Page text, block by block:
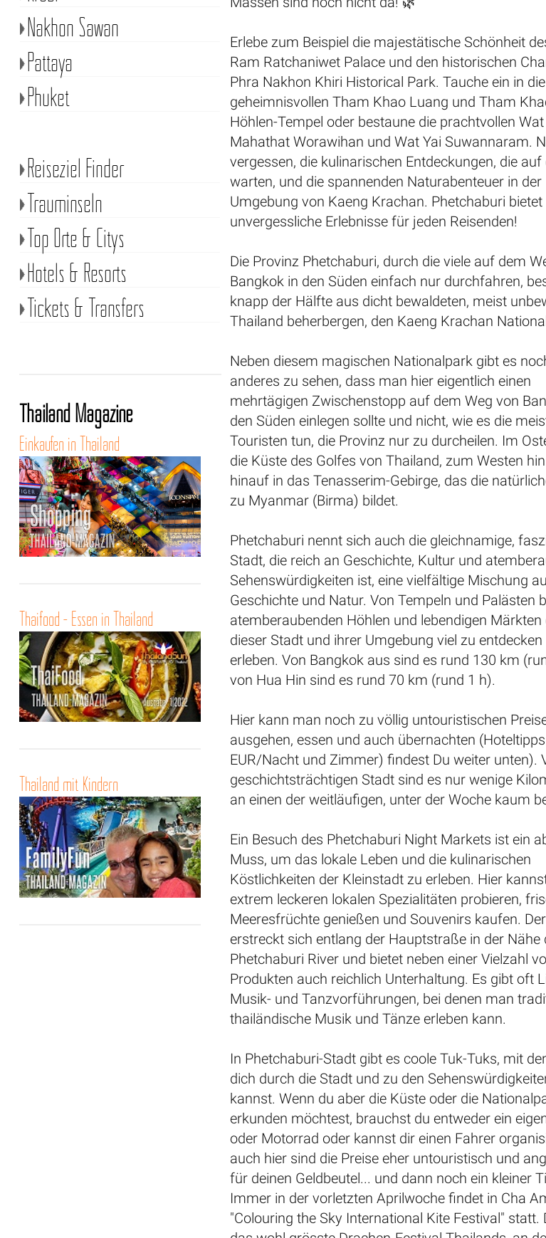
Erlebe zum Beispiel die majestätische Schönheit
Ram Ratchaniwet Palace und den historischen
Phra Nakhon Khiri Historical Park. Tauche ein in die
geheimnisvollen Tham Khao Luang und Tham
Höhlen-Tempel oder bestaune die prachtvollen Wat
Mahathat Worawihan und Wat Yai Suwannaram.
vergessen, die kulinarischen Entdeckungen, die auf
warten, und die spannenden Naturabenteuer in der
Umgebung von Kaeng Krachan. Phetchaburi bietet
unvergessliche Erlebnisse für jeden Reisenden!
Die Provinz Phetchaburi, durch die viele auf dem
Bangkok in den Süden einfach nur durchfahren,
knapp der Hälfte aus dicht bewaldeten, meist
Thailand beherbergen, den Kaeng Krachan
Neben diesem magischen Nationalpark gibt es
anderes zu sehen, dass man hier eigentlich einen
mehrtägigen Zwischenstopp auf dem Weg von
den Süden einlegen sollte und nicht, wie es die
Touristen tun, die Provinz nur zu durcheilen. Im
die Küste des Golfes von Thailand, zum Westen
hinauf in das Tenasserim-Gebirge, das die
zu Myanmar (Birma) bildet.
Phetchaburi nennt sich auch die gleichnamige,
Stadt, die reich an Geschichte, Kultur und
Sehenswürdigkeiten ist, eine vielfältige Mischung
Geschichte und Natur. Von Tempeln und Palästen
atemberaubenden Höhlen und lebendigen Märkten
dieser Stadt und ihrer Umgebung viel zu
erleben. Von Bangkok aus sind es rund 130 km
von Hua Hin sind es rund 70 km (rund 1 h).
Hier kann man noch zu völlig untouristischen
ausgehen, essen und auch übernachten
EUR/Nacht und Zimmer) findest Du weiter unten).
geschichtsträchtigen Stadt sind es nur wenige
an einen der weitläufigen, unter der Woche kaum
Ein Besuch des Phetchaburi Night Markets ist ein
Muss, um das lokale Leben und die kulinarischen
Köstlichkeiten der Kleinstadt zu erleben. Hier
extrem leckeren lokalen Spezialitäten probieren,
Meeresfrüchte genießen und Souvenirs kaufen.
erstreckt sich entlang der Hauptstraße in der Nähe
Phetchaburi River und bietet neben einer Vielzahl
Produkten auch reichlich Unterhaltung. Es gibt oft
Musik- und Tanzvorführungen, bei denen man
thailändische Musik und Tänze erleben kann.
In Phetchaburi-Stadt gibt es coole Tuk-Tuks, mit
dich durch die Stadt und zu den
kannst. Wenn du aber die Küste oder die
erkunden möchtest, brauchst du entweder ein
oder Motorrad oder kannst dir einen Fahrer
auch hier sind die Preise eher untouristisch und
für deinen Geldbeutel... und dann noch ein kleiner
Immer in der vorletzten Aprilwoche findet in Cha
"Colouring the Sky International Kite Festival" statt.
Nakhon Sawan
Pattaya
Phuket
Reiseziel Finder
Trauminseln
Top Orte & Citys
Hotels & Resorts
Tickets & Transfers
Thailand Magazine
Einkaufen in Thailand
Thaifood - Essen in Thailand
Thailand mit Kindern